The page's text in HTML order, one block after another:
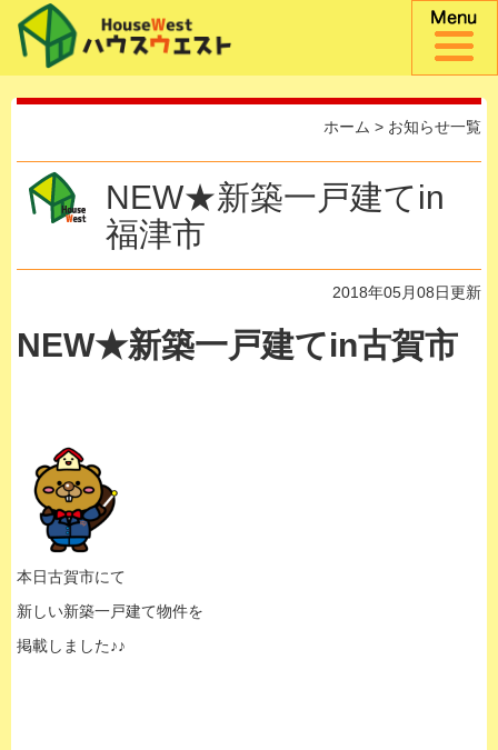
ホーム > お知らせ一覧
NEW★新築一戸建てin
福津市
2018年05月08日更新
NEW★新築一戸建てin古賀市
本日古賀市にて
新しい新築一戸建て物件を
掲載しました♪♪